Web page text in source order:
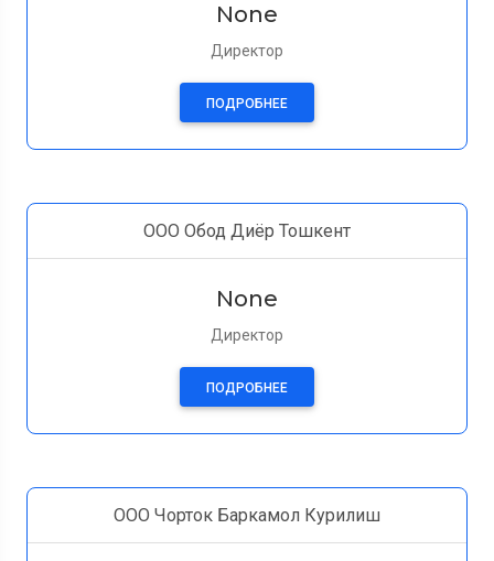
None
Директор
ПОДРОБНЕЕ
ООО Обод Диёр Тошкент
None
Директор
ПОДРОБНЕЕ
ООО Чорток Баркамол Курилиш